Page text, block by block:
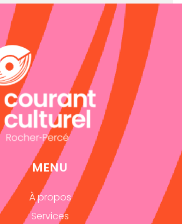
MENU
À propos
Services